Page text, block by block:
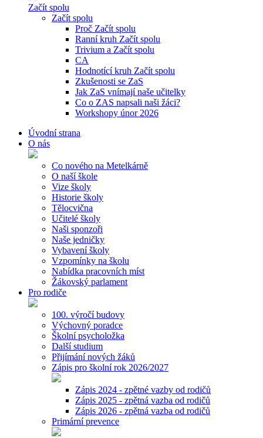
Začít spolu
Začít spolu
Proč Začít spolu
Ranní kruh Začít spolu
Trivium a Začít spolu
CA
Hodnotící kruh Začít spolu
Zkušenosti se ZaS
Jak ZaS vnímají naše učitelky
Co o ZAS napsali naši žáci?
Workshopy únor 2026
Úvodní strana
O nás
Co nového na Metelkárně
O naší škole
Vize školy
Historie školy
Tělocvična
Učitelé školy
Naši sponzoři
Naše jedničky
Vybavení školy
Vzpomínky na školu
Nabídka pracovních míst
Žákovský parlament
Pro rodiče
100. výročí budovy
Výchovný poradce
Školní psycholožka
Další studium
Přijímání nových žáků
Zápis pro školní rok 2026/2027
Zápis 2024 - zpětné vazby od rodičů
Zápis 2025 - zpětná vazba od rodičů
Zápis 2026 - zpětná vazba od rodičů
Primární prevence